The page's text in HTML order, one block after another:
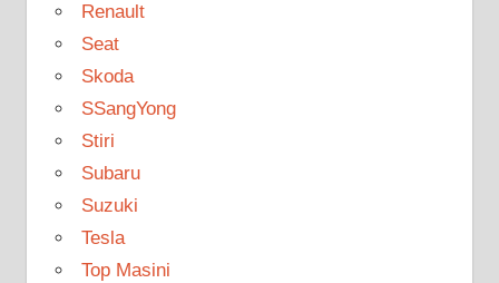
Renault
Seat
Skoda
SSangYong
Stiri
Subaru
Suzuki
Tesla
Top Masini